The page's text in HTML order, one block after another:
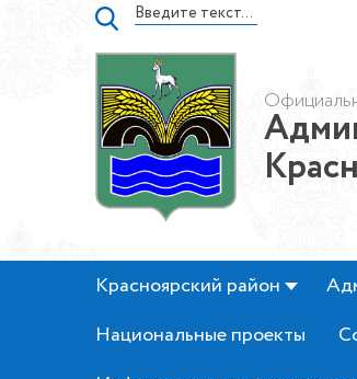
Красноярский район
Национальные проекты